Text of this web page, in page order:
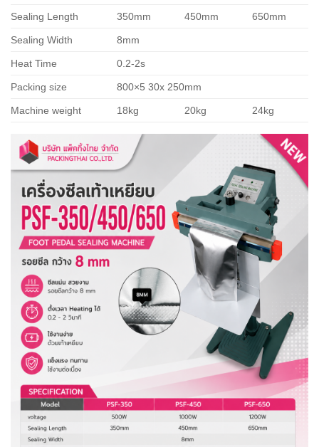
Sealing Length 350mm 450mm 650mm
Sealing Width 8mm
Heat Time 0.2-2s
Packing size 800×5 30x 250mm
Machine weight 18kg 20kg 24kg